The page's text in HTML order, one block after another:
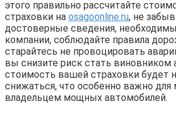
этого правильно рассчитайте
страховки на osagoonline.ru, не
достоверные сведения,
компании, соблюдайте правила
старайтесь не провоцировать
вы снизите риск стать виновником
стоимость вашей страховки будет
снижаться, что особенно важно
владельцем мощных автомобилей.